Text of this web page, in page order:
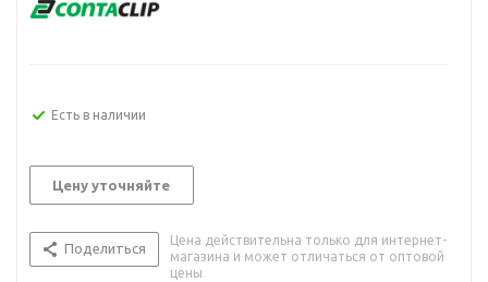
Есть в наличии
Цену уточняйте
Поделиться
Цена действительна только для интернет-
магазина и может отличаться от оптовой
цены